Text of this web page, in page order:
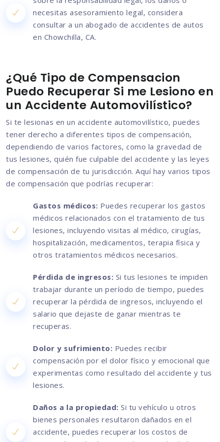
necesitas asesoramiento legal, considera
consultar a un abogado de accidentes de autos
en Chowchilla, CA.
¿Qué Tipo de Compensacion
Puedo Recuperar Si me Lesiono en
un Accidente Automovilístico?
Si te lesionas en un accidente automovilístico, puedes
tener derecho a diferentes tipos de compensación,
dependiendo de varios factores, como la gravedad de
tus lesiones, quién fue culpable del accidente y las leyes
de compensación de tu jurisdicción. Aquí hay varios tipos
de compensación que podrías recuperar:
Gastos médicos: Puedes recuperar los gastos
médicos relacionados con el tratamiento de tus
lesiones, incluyendo visitas al médico, cirugías,
hospitalización, medicamentos, terapia física y
otros tratamientos médicos necesarios.
Pérdida de ingresos: Si tus lesiones te impiden
trabajar durante un período de tiempo, puedes
recuperar la pérdida de ingresos, incluyendo el
salario que dejaste de ganar mientras te
recuperas.
Dolor y sufrimiento: Puedes recibir
compensación por el dolor físico y emocional que
experimentas como resultado del accidente y tus
lesiones.
Daños a la propiedad: Si tu vehículo u otros
bienes personales resultaron dañados en el
accidente, puedes recuperar los costos de